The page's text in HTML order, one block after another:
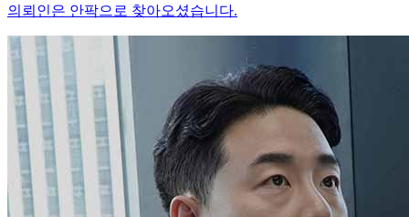
의뢰인은 안팍으로 찾아오셨습니다.